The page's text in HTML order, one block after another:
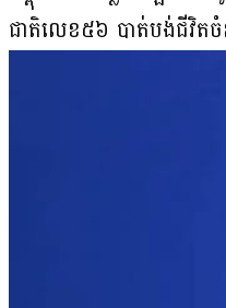
ជាតិលេខ៥៦ បាត់បង់ជីវិត